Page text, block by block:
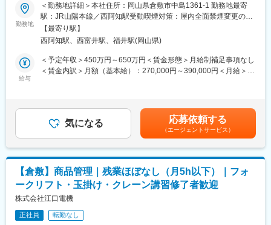
に、微妙に製品仕様が異なります。
ほぼ特注仕様で1製品1製品の仕様が異なりますので、常に面白さ
があります。
《1》業界トップクラスの技術力を誇り、納入企業数は1,700社を
超え、数々の分野で「国内シェアNo.1」を達成しています。
様のご要望や状況に合わせて最適なサポートを行っています。
■当社の魅力：
当社は1948年の創業より積み重ねてきた信頼と技術力、世界水準
の確かな品質で、さまざまな分野において国内シェアトップクラ
スを達成しています。また、お客様のご要望と時代のニーズに迅
速・柔軟に対応し、世界のメーカーのモノづくりを支える総合精
密機械メーカーとして進化し続けています。
変更の範囲：会社の定める業務
【業務内容】
・制御盤の外観検査（キズ、汚れ、部品欠品の確認）
・配線チェック（回路図との照合、誤配線・緩みの確認）
・通電試験・動作確認（仕様通りの動作確認）
・絶縁抵抗試験、耐圧試験
※経験に応じて、検査工程の改善や標準化にも関わっていただきま
す。
ントの工場に伺い、試運転を担うこともあります。
■研修制度：
OJT・メンターはもちろん、メーカーなどの外部研修を積極的に
実施しています。
勤務地
＜勤務地詳細＞本社住所：岡山県倉敷市中島1361-1 勤務地最寄
駅：JR山陽本線／西阿知駅受動喫煙対策：屋内全面禁煙変更の範
囲：無
【最寄り駅】
西阿知駅、西富井駅、福井駅(岡山県)
給与
＜予定年収＞450万円～650万円＜賃金形態＞月給制補足事項なし
＜賃金内訳＞月額（基本給）：270,000円～390,000円＜月給＞
月・12月）昨年度実績４.７ヶ月分賃金はあくまでも目安の金額で
あり、選考を通じて上下する可能性があります。月給(月額)は固定
手当を含めた表記です。
気になる 応募依頼する
（エージェントサービス）
【倉敷】商品管理｜残業ほぼなし（月5h以下）｜フォ
ークリフト・玉掛け・クレーン講習修了者歓迎
株式会社江口電機
正社員 転勤なし